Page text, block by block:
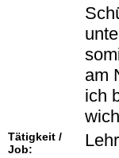
am
ich
Tätigkeit /
Job: